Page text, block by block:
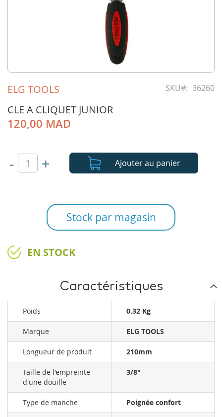
ELG TOOLS SKU 36260
CLE A CLIQUET JUNIOR
120,00 MAD
- + Ajouter au panier
Stock par magasin
EN STOCK
to
beginning
of
the
Caractéristiques
Poids 0.32 Kg
Marque ELG TOOLS
Longueur de produit 210mm
Taille de l'empreinte
d'une douille
3/8"
Type de manche Poignée confort